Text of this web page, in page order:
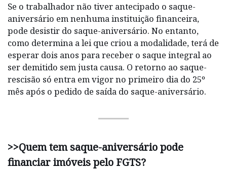
Se o trabalhador não tiver antecipado o saque-
aniversário em nenhuma instituição financeira,
pode desistir do saque-aniversário. No entanto,
como determina a lei que criou a modalidade, terá de
esperar dois anos para receber o saque integral ao
ser demitido sem justa causa. O retorno ao saque-
rescisão só entra em vigor no primeiro dia do 25º
mês após o pedido de saída do saque-aniversário.
>>Quem tem saque-aniversário pode
financiar imóveis pelo FGTS?